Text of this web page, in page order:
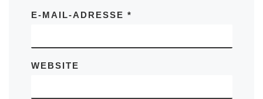
E-MAIL-ADRESSE *
WEBSITE